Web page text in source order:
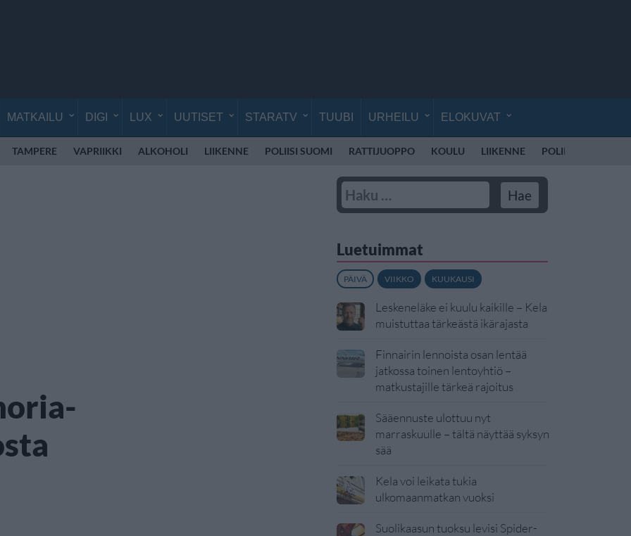
MATKAILU DIGI LUX UUTISET STARATV TUUBI URHEILU ELOKUVAT
TAMPERE VAPRIIKKI ALKOHOLI LIIKENNE POLIISI SUOMI RATTIJUOPPO KOULU LIIKENNE POLIISI SUOMI
Luetuimmat
PÄIVÄ VIIKKO KUUKAUSI
Leskeneläke ei kuulu kaikille – Kela
muistuttaa tärkeästä ikärajasta
Finnairin lennoista osan lentää
jatkossa toinen lentoyhtiö –
matkustajille tärkeä rajoitus
Sääennuste ulottuu nyt
marraskuulle – tältä näyttää syksyn
sää
Kela voi leikata tukia
ulkomaanmatkan vuoksi
Suolikaasun tuoksu levisi Spider-